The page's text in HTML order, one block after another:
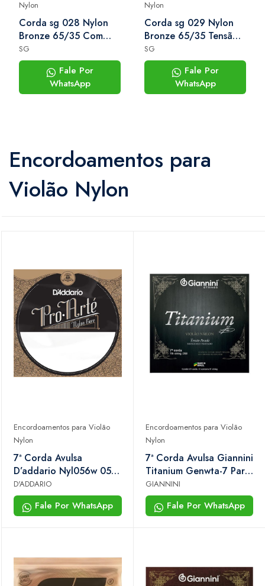
Nylon
Corda sg 028 Nylon
Bronze 65/35 Com
Bolinha Para Violão
SG
Fale Por
WhatsApp
Nylon
Corda sg 029 Nylon
Bronze 65/35 Tensão
Pesada Para Violão 7
Cordas
SG
Fale Por
WhatsApp
Encordoamentos para
Violão Nylon
Encordoamentos para Violão
Nylon
7ª Corda Avulsa
D’addario Nyl056w 056
Para Violão Nylon Dó/c
D'ADDARIO
Fale Por WhatsApp
Encordoamentos para Violão
Nylon
7ª Corda Avulsa Giannini
Titanium Genwta-7 Para
Violão Nylon – .058
GIANNINI
Fale Por WhatsApp